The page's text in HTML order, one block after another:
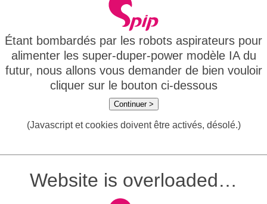
Étant bombardés par les robots aspirateurs pour
alimenter les super-duper-power modèle IA du
futur, nous allons vous demander de bien vouloir
cliquer sur le bouton ci-dessous
Continuer >
(Javascript et cookies doivent être activés, désolé.)
Website is overloaded…